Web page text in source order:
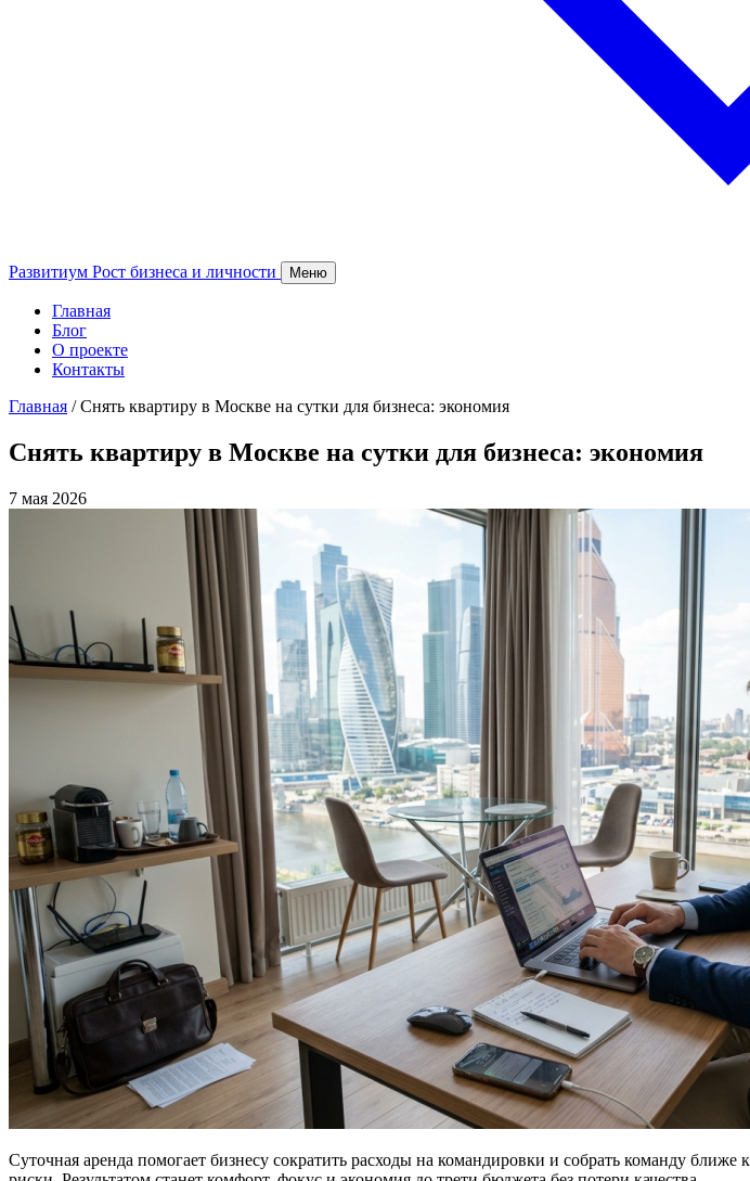
Развитиум Рост бизнеса и личности Меню
Главная
Блог
О проекте
Контакты
Главная / Снять квартиру в Москве на сутки для бизнеса: экономия
Снять квартиру в Москве на сутки для бизнеса: экономия
7 мая 2026
Суточная аренда помогает бизнесу сократить расходы на командировки и собрать команду